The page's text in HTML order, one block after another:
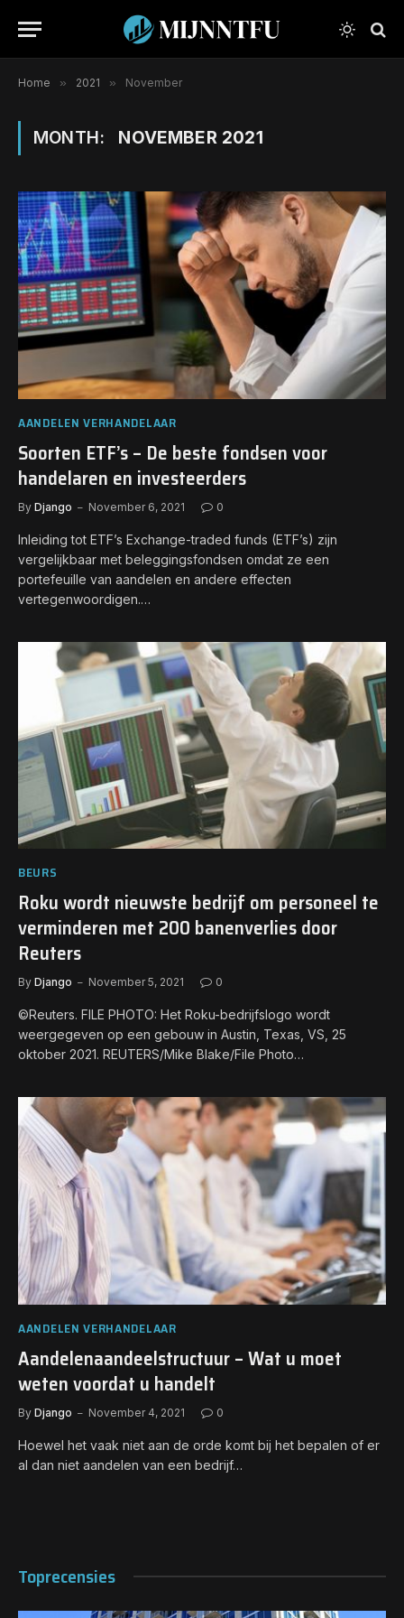
Home » 2021 » November
MONTH: NOVEMBER 2021
AANDELEN VERHANDELAAR
Soorten ETF’s – De beste fondsen voor
handelaren en investeerders
By Django November 6, 2021 0
Inleiding tot ETF’s Exchange-traded funds (ETF’s) zijn
vergelijkbaar met beleggingsfondsen omdat ze een
portefeuille van aandelen en andere effecten
vertegenwoordigen.…
BEURS
Roku wordt nieuwste bedrijf om personeel te
verminderen met 200 banenverlies door
Reuters
By Django November 5, 2021 0
©Reuters. FILE PHOTO: Het Roku-bedrijfslogo wordt
weergegeven op een gebouw in Austin, Texas, VS, 25
oktober 2021. REUTERS/Mike Blake/File Photo…
AANDELEN VERHANDELAAR
Aandelenaandeelstructuur – Wat u moet
weten voordat u handelt
By Django November 4, 2021 0
Hoewel het vaak niet aan de orde komt bij het bepalen of er
al dan niet aandelen van een bedrijf…
Toprecensies